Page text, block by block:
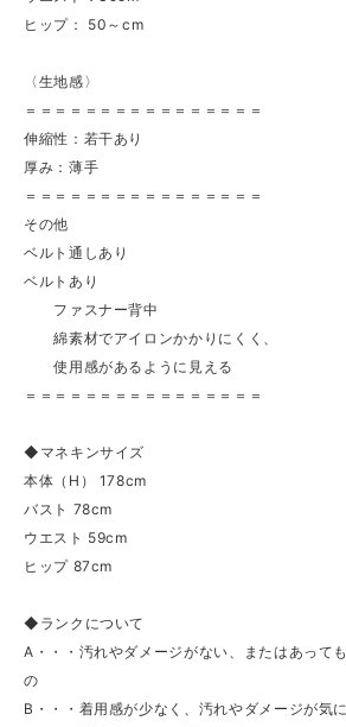
ヒップ： 50～cm
〈生地感〉
＝＝＝＝＝＝＝＝＝＝＝＝＝＝＝＝
伸縮性：若干あり
厚み：薄手
＝＝＝＝＝＝＝＝＝＝＝＝＝＝＝＝
その他
ベルト通しあり
ベルトあり
ファスナー背中
綿素材でアイロンかかりにくく、
使用感があるように見える
＝＝＝＝＝＝＝＝＝＝＝＝＝＝＝＝
◆マネキンサイズ
本体（H） 178cm
バスト 78cm
ウエスト 59cm
ヒップ 87cm
◆ランクについて
A・・・汚れやダメージがない、またはあって
の
B・・・着用感が少なく、汚れやダメージが気